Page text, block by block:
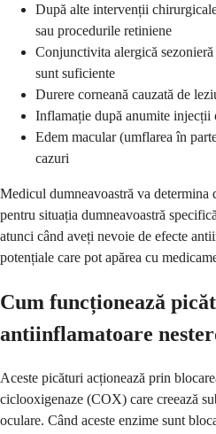
După alte intervenții
sau procedurile retiniene
Conjunctivita alergică
sunt suficiente
Durere corneană cauzată de
Inflamație după anumite injecții
Edem macular (umflarea în
cazuri
Medicul dumneavoastră va determina
pentru situația dumneavoastră
atunci când aveți nevoie de efecte
potențiale care pot apărea cu
Cum funcționează
antiinflamatoare
Aceste picături acționează prin
ciclooxigenaze (COX) care creează
oculare. Când aceste enzime sunt